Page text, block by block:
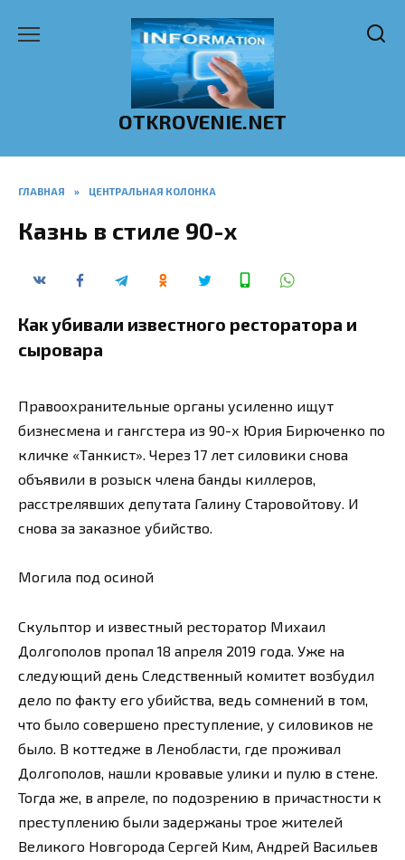
OTKROVENIE.NET
ГЛАВНАЯ » ЦЕНТРАЛЬНАЯ КОЛОНКА
Казнь в стиле 90-х
Как убивали известного ресторатора и
сыровара
Правоохранительные органы усиленно ищут
бизнесмена и гангстера из 90-х Юрия Бирюченко по
кличке «Танкист». Через 17 лет силовики снова
объявили в розыск члена банды киллеров,
расстрелявших депутата Галину Старовойтову. И
снова за заказное убийство.
Могила под осиной
Скульптор и известный ресторатор Михаил
Долгополов пропал 18 апреля 2019 года. Уже на
следующий день Следственный комитет возбудил
дело по факту его убийства, ведь сомнений в том,
что было совершено преступление, у силовиков не
было. В коттедже в Ленобласти, где проживал
Долгополов, нашли кровавые улики и пулю в стене.
Тогда же, в апреле, по подозрению в причастности к
преступлению были задержаны трое жителей
Великого Новгорода Сергей Ким, Андрей Васильев